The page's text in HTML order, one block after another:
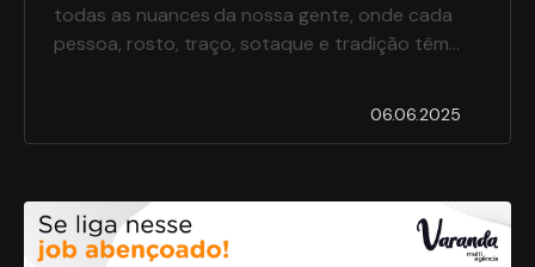
todas as nuances da nossa gente, onde cada
pessoa, rosto, traço, sotaque e tradição têm
06.06.2025